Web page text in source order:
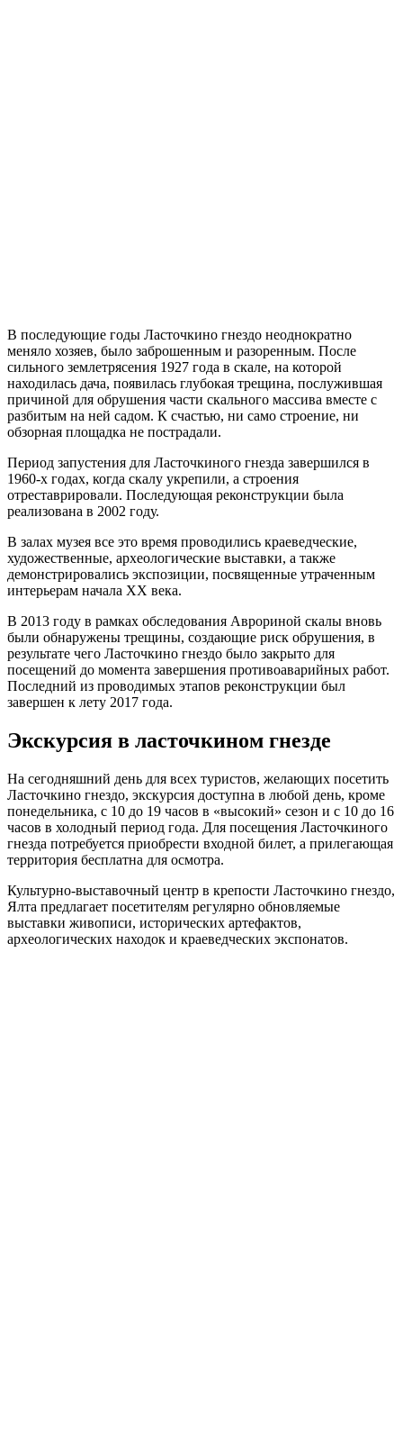
В последующие годы Ласточкино гнездо неоднократно
меняло хозяев, было заброшенным и разоренным. После
сильного землетрясения 1927 года в скале, на которой
находилась дача, появилась глубокая трещина, послужившая
причиной для обрушения части скального массива вместе с
разбитым на ней садом. К счастью, ни само строение, ни
обзорная площадка не пострадали.
Период запустения для Ласточкиного гнезда завершился в
1960-х годах, когда скалу укрепили, а строения
отреставрировали. Последующая реконструкции была
реализована в 2002 году.
В залах музея все это время проводились краеведческие,
художественные, археологические выставки, а также
демонстрировались экспозиции, посвященные утраченным
интерьерам начала XX века.
В 2013 году в рамках обследования Аврориной скалы вновь
были обнаружены трещины, создающие риск обрушения, в
результате чего Ласточкино гнездо было закрыто для
посещений до момента завершения противоаварийных работ.
Последний из проводимых этапов реконструкции был
завершен к лету 2017 года.
Экскурсия в ласточкином гнезде
На сегодняшний день для всех туристов, желающих посетить
Ласточкино гнездо, экскурсия доступна в любой день, кроме
понедельника, с 10 до 19 часов в «высокий» сезон и с 10 до 16
часов в холодный период года. Для посещения Ласточкиного
гнезда потребуется приобрести входной билет, а прилегающая
территория бесплатна для осмотра.
Культурно-выставочный центр в крепости Ласточкино гнездо,
Ялта предлагает посетителям регулярно обновляемые
выставки живописи, исторических артефактов,
археологических находок и краеведческих экспонатов.